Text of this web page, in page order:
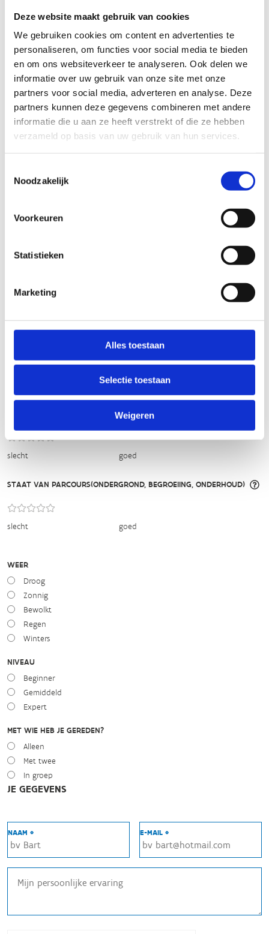
Deze website maakt gebruik van cookies
We gebruiken cookies om content en advertenties te
personaliseren, om functies voor social media te bieden
en om ons websiteverkeer te analyseren. Ook delen we
informatie over uw gebruik van onze site met onze
partners voor social media, adverteren en analyse. Deze
partners kunnen deze gegevens combineren met andere
informatie die u aan ze heeft verstrekt of die ze hebben
verzameld op basis van uw gebruik van hun services.
Noodzakelijk
Voorkeuren
Statistieken
Marketing
Alles toestaan
Selectie toestaan
Weigeren
Voor meer informatie over onze routestructuren, neem een
kijkje bij deFAQ .
Wil je een probleem melden op een route? Ga dan naar
.
Heb je een vraag, contacteer ons via
sportievevrijetijd@sport.vlaanderen.​
slecht
slecht goed
TIP:ontbrekende signalisatie kan je melden via het
STAAT VAN PARCOURS(ONDERGROND, BEGROEIING, ONDERHOUD)
slecht goed
WEER
Droog
Zonnig
Bewolkt
Regen
Winters
NIVEAU
Beginner
Gemiddeld
Expert
MET WIE HEB JE GEREDEN?
Alleen
Met twee
In groep
JE GEGEVENS
NAAM * E-MAIL *